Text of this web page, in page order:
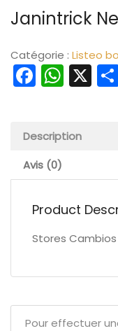
Janintrick
Catégorie : Listeo
X
Description
Avis (0)
Product
Stores